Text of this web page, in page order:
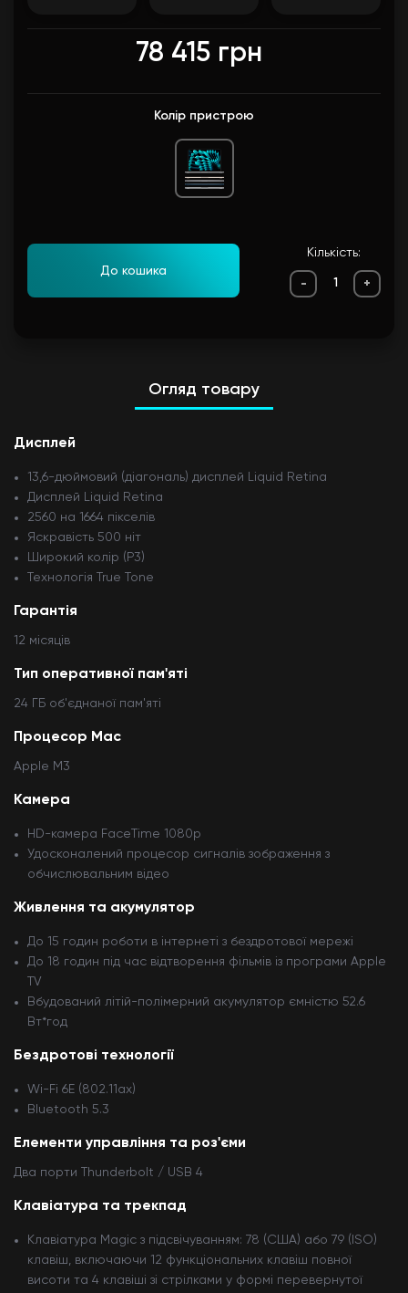
78 415 грн
Колір пристрою
До кошика
Кількість:
- +
Огляд товару
Дисплей
13,6-дюймовий (діагональ) дисплей Liquid Retina
Дисплей Liquid Retina
2560 на 1664 пікселів
Яскравість 500 ніт
Широкий колір (P3)
Технологія True Tone
Гарантія
12 мiсяцiв
Тип оперативної пам'яті
24 ГБ об'єднаної пам'ятi
Процесор Mac
Apple M3
Камера
HD-камера FaceTime 1080p
Удосконалений процесор сигналів зображення з
обчислювальним відео
Живлення та акумулятор
До 15 годин роботи в інтернеті з бездротової мережі
До 18 годин під час відтворення фільмів із програми Apple
TV
Вбудований літій-полімерний акумулятор ємністю 52.6
Вт*год
Бездротові технології
Wi-Fi 6E (802.11ax)
Bluetooth 5.3
Елементи управління та роз'єми
Два порти Thunderbolt / USB 4
Клавіатура та трекпад
Клавіатура Magic з підсвічуванням: 78 (США) або 79 (ISO)
клавіш, включаючи 12 функціональних клавіш повної
висоти та 4 клавіші зі стрілками у формі перевернутої